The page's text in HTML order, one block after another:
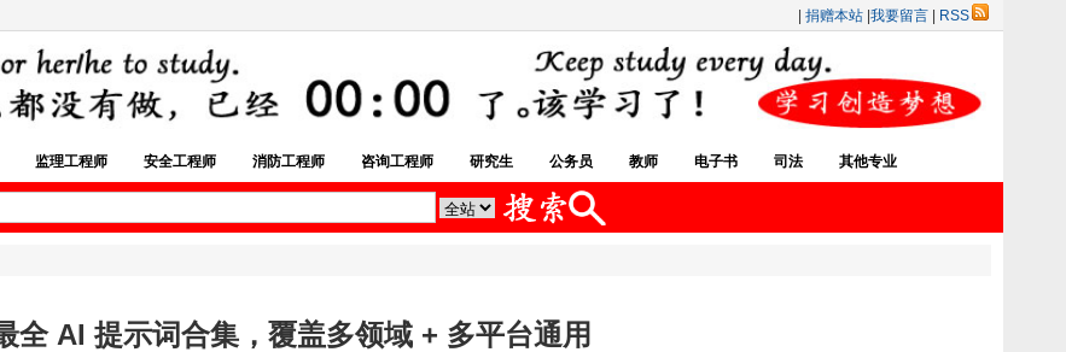
捐赠本站 我要留言 RSS
监理工程师 安全工程师 消防工程师 咨询工程师 研究生 公务员 教师 电子书 司法 其他专业
全 AI 提示词合集，覆盖多领域 + 多平台通用